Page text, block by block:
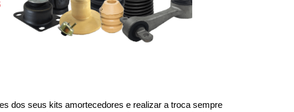
dos seus kits amortecedores e realizar a troca sempre